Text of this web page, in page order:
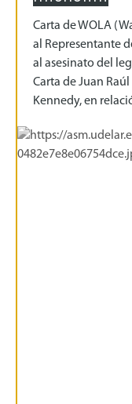
Carta de WOLA
al Representante
al asesinato del
Carta de Juan
Kennedy, en